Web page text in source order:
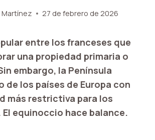
Martínez 27 de febrero de 2026
entre los franceses que
una propiedad primaria o
embargo, la Península
de los países de Europa con
más restrictiva para los
equinoccio hace balance.